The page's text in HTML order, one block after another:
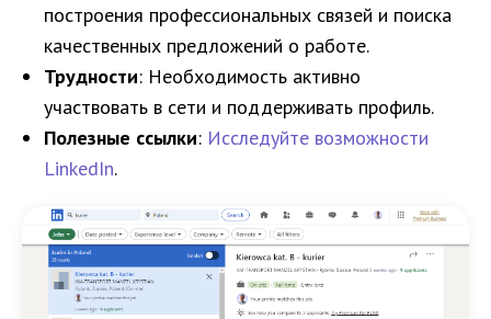
построения профессиональных связей и поиска
качественных предложений о работе.
Трудности: Необходимость активно
участвовать в сети и поддерживать профиль.
Полезные ссылки: Исследуйте возможности
LinkedIn.